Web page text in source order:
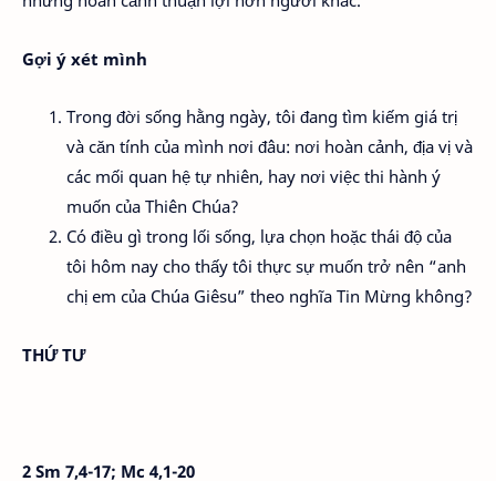
Gợi ý xét mình
Trong đời sống hằng ngày, tôi đang tìm kiếm giá trị
và căn tính của mình nơi đâu: nơi hoàn cảnh, địa vị và
các mối quan hệ tự nhiên, hay nơi việc thi hành ý
muốn của Thiên Chúa?
Có điều gì trong lối sống, lựa chọn hoặc thái độ của
tôi hôm nay cho thấy tôi thực sự muốn trở nên “anh
chị em của Chúa Giêsu” theo nghĩa Tin Mừng không?
THỨ TƯ
2 Sm 7,4-17; Mc 4,1-20